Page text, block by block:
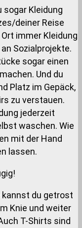
sogar Kleidung
deiner Reise
immer Kleidung
Sozialprojekte.
sogar einen
Und du
Platz im Gepäck,
zu verstauen.
jederzeit
waschen. Wie
mit der Hand
lassen.
kannst du getrost
Knie und weiter
T-Shirts sind